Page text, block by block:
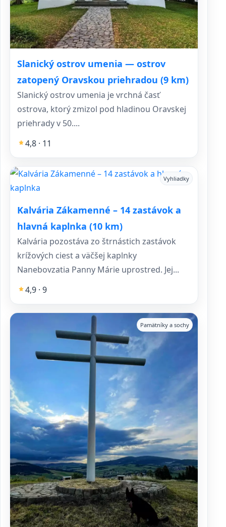
Slanický ostrov umenia — ostrov
zatopený Oravskou priehradou (9 km)
Slanický ostrov umenia je vrchná časť
ostrova, ktorý zmizol pod hladinou Oravskej
priehrady v 50....
4,8 · 11
Kalvária Zákamenné – 14 zastávok a
hlavná kaplnka (10 km)
Vyhliadky
Kalvária pozostáva zo štrnástich zastávok
krížových ciest a väčšej kaplnky
Nanebovzatia Panny Márie uprostred. Jej...
4,9 · 9
Pamätníky a sochy